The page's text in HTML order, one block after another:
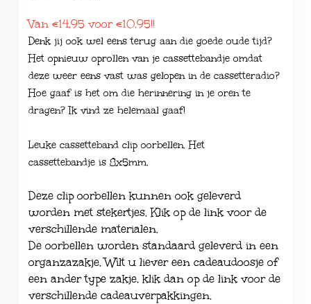
Van €14,95 voor €10,95!!
Denk jij ook wel eens terug aan die goede oude tijd?
Het opnieuw oprollen van je cassettebandje omdat
deze weer eens vast was gelopen in de cassetteradio?
Hoe gaaf is het om die herinnering in je oren te
dragen? Ik vind ze helemaal gaaf!
Leuke cassetteband clip oorbellen. Het
cassettebandje is 8x5mm.
Deze clip oorbellen kunnen ook geleverd
worden met stekertjes. Klik op de link voor de
verschillende materialen.
De oorbellen worden standaard geleverd in een
organzazakje. Wilt u liever een cadeaudoosje of
een ander type zakje, klik dan op de link voor de
verschillende cadeauverpakkingen.